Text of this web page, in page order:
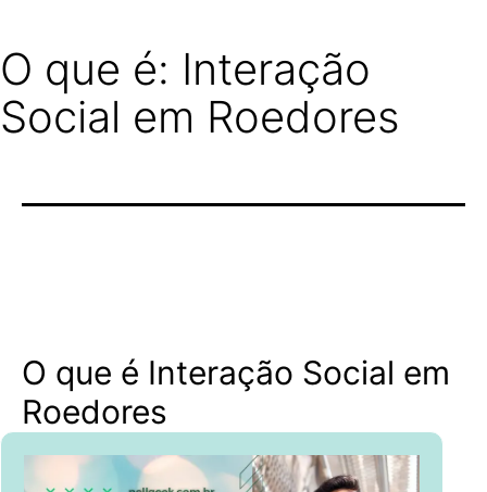
O que é: Interação
Social em Roedores
O que é Interação Social em
Roedores